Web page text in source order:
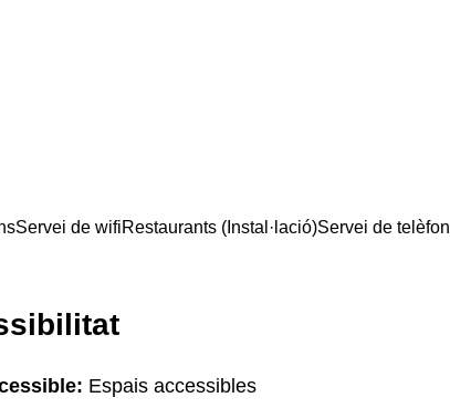
Servei de wifiRestaurants (Instal·lació)Servei de telèfon
Espais accessibles